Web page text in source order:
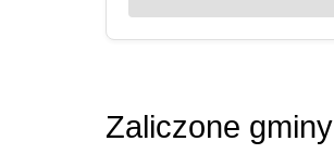
Zaliczone gminy